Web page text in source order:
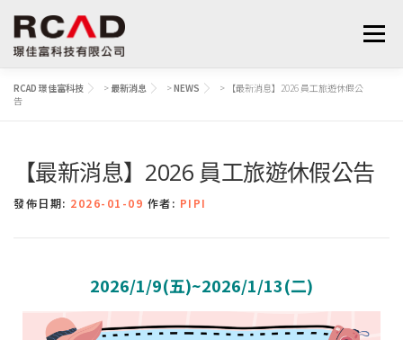
選單
支援與學習 關於我們 聯絡我們 鋼筋學堂
RCAD 璟佳富科技 > 最新消息 >NEWS > 【最新消息】2026 員工旅遊休假公
告
【最新消息】2026 員工旅遊休假公告
發佈日期: 2026-01-09 作者: PIPI
2026/1/9(五)~2026/1/13(二)